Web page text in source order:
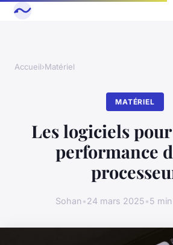
Accueil›Matériel
MATÉRIEL
Les logiciels
performance
Sohan•24 mars 2025•5